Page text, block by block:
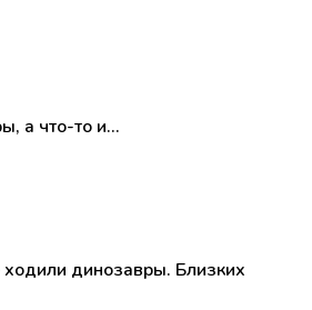
а что-то и…
динозавры. Близких